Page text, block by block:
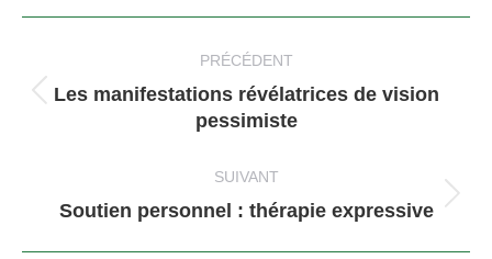
PRÉCÉDENT
Article
précédent
Les manifestations révélatrices de vision
pessimiste
SUIVANT
Article
Soutien personnel : thérapie expressive